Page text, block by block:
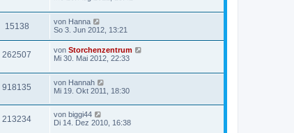
15138 von Hanna
So 3. Jun 2012, 13:21
262507 von Storchenzentrum
Mi 30. Mai 2012, 22:33
918135 von Hannah
Mi 19. Okt 2011, 18:30
213234 von biggi44
Di 14. Dez 2010, 16:38